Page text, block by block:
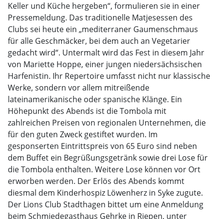
Keller und Küche hergeben“, formulieren sie in einer
Pressemeldung. Das traditionelle Matjesessen des
Clubs sei heute ein „mediterraner Gaumenschmaus
für alle Geschmäcker, bei dem auch an Vegetarier
gedacht wird“. Untermalt wird das Fest in diesem Jahr
von Mariette Hoppe, einer jungen niedersächsischen
Harfenistin. Ihr Repertoire umfasst nicht nur klassische
Werke, sondern vor allem mitreißende
lateinamerikanische oder spanische Klänge. Ein
Höhepunkt des Abends ist die Tombola mit
zahlreichen Preisen von regionalen Unternehmen, die
für den guten Zweck gestiftet wurden. Im
gesponserten Eintrittspreis von 65 Euro sind neben
dem Buffet ein Begrüßungsgetränk sowie drei Lose für
die Tombola enthalten. Weitere Lose können vor Ort
erworben werden. Der Erlös des Abends kommt
diesmal dem Kinderhospiz Löwenherz in Syke zugute.
Der Lions Club Stadthagen bittet um eine Anmeldung
beim Schmiedegasthaus Gehrke in Riepen, unter